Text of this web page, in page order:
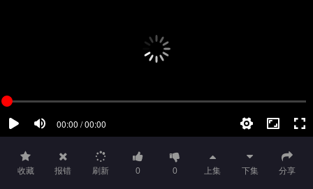
收藏 报错 刷新 0 0 上集 下集 分享